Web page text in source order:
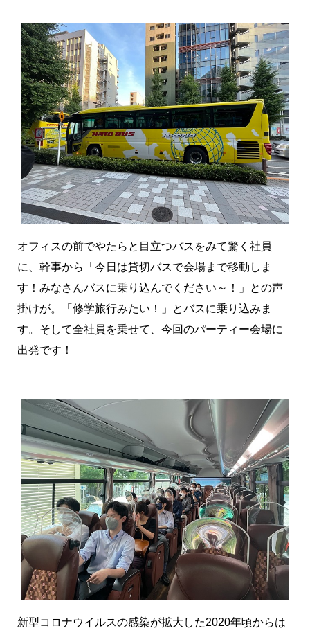
オフィスの前でやたらと目立つバスをみて驚く社員
に、幹事から「今日は貸切バスで会場まで移動しま
す！みなさんバスに乗り込んでください～！」との声
掛けが。「修学旅行みたい！」とバスに乗り込みま
す。そして全社員を乗せて、今回のパーティー会場に
出発です！
新型コロナウイルスの感染が拡大した2020年頃からは